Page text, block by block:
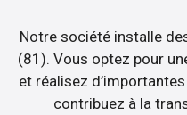
Notre société installe
(81). Vous optez pour
et réalisez
contribuez à la